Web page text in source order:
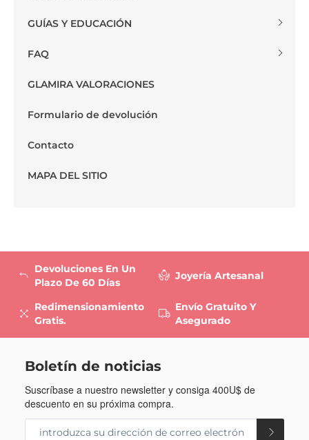
GUÍAS Y EDUCACIÓN
FAQ
GLAMIRA VALORACIONES
Formulario de devolución
Contacto
MAPA DEL SITIO
Devoluciones En Un
Plazo De 60 Días
Redimensionamiento
Gratis.
Joyería Artesanal
Envío Gratuito Y
Asegurado
Boletín de noticias
Suscríbase a nuestro newsletter y consiga400U$ de
descuento en su próxima compra.